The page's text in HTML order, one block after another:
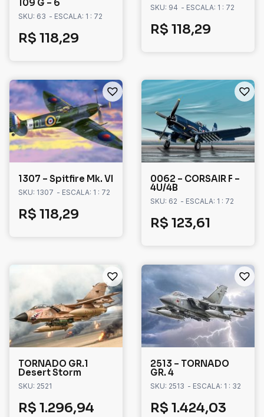
109 G – 6
SKU: 63 - ESCALA: 1 : 72
R$ 118,29
SKU: 94 - ESCALA: 1 : 72
R$ 118,29
1307 – Spitfire Mk. VI
SKU: 1307 - ESCALA: 1 : 72
R$ 118,29
0062 – CORSAIR F –
4U/4B
SKU: 62 - ESCALA: 1 : 72
R$ 123,61
TORNADO GR.1
Desert Storm
SKU: 2521
R$ 1.296,94
2513 – TORNADO
GR. 4
SKU: 2513 - ESCALA: 1 : 32
R$ 1.424,03